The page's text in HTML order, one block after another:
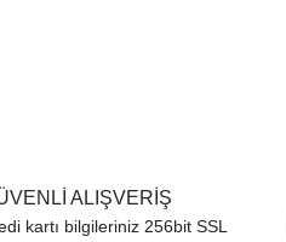
ALIŞVERİŞ
kartı bilgileriniz 256bit SSL